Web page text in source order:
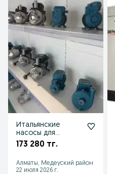
Итальянские
насосы для
промышленных
173 280 тг.
Алматы, Медеуский район
22 июля 2026 г.